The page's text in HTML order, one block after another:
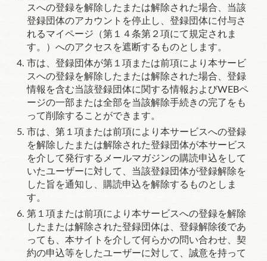
スへの登録を解除したまたは解除された場合、当該
登録団体のアカウントを停止し、登録団体に付与さ
れるマイページ（第１４条第２項にて規定されま
す。）へのアクセスを遮断するものとします。
市は、登録団体が第１項または前項により本サービ
スへの登録を解除したまたは解除された場合、登録
情報を含む当該登録団体に関する情報およびWEBペ
ージの一部または全部を当該解除手続きの完了をも
って削除することができます。
市は、第１項または前項により本サービスへの登録
を解除したまたは解除された登録団体が本サービス
を介して発行するメールマガジンの購読申込をして
いたユーザーに対して、当該登録団体が登録解除を
した旨を通知し、購読申込を解除するものとしま
す。
第１項または前項により本サービスへの登録を解除
したまたは解除された登録団体は、登録解除後であ
っても、本サイトを介して何らかの問い合わせ、契
約の申込等をしたユーザーに対して、誠意を持って